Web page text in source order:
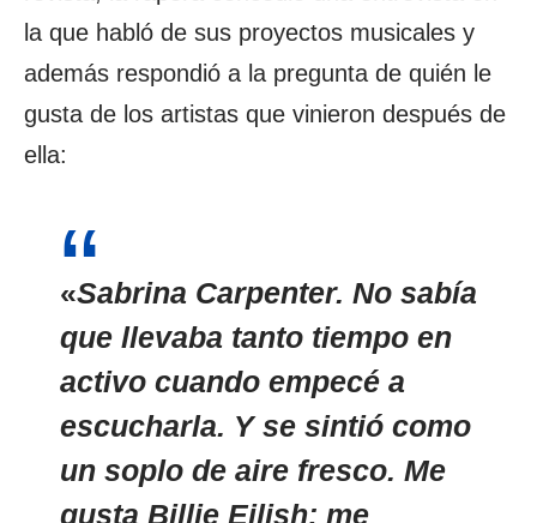
la que habló de sus proyectos musicales y
además respondió a la pregunta de quién le
gusta de los artistas que vinieron después de
ella:
«Sabrina Carpenter. No sabía
que llevaba tanto tiempo en
activo cuando empecé a
escucharla. Y se sintió como
un soplo de aire fresco. Me
gusta Billie Eilish; me